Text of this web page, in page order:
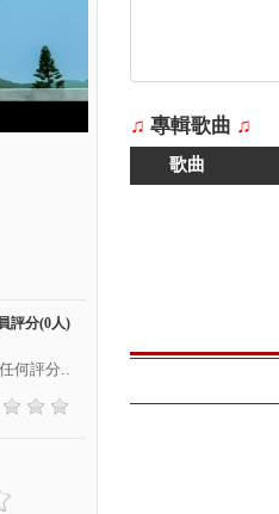
評分(0人)
何評分..
♫ 專輯歌曲 ♫
歌曲